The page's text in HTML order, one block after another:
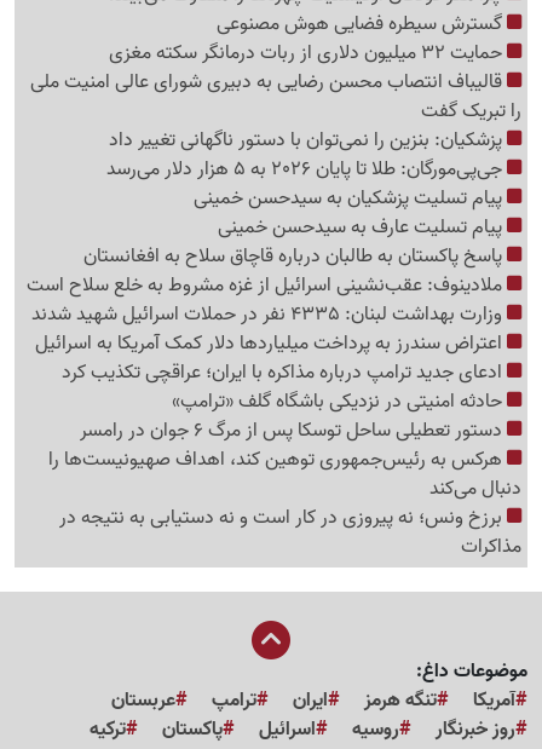
گسترش سیطره فضایی هوش مصنوعی
حمایت 32 میلیون دلاری از ربات درمانگر سکته مغزی
قالیباف انتصاب محسن رضایی به دبیری شورای عالی امنیت ملی
را تبریک گفت
پزشکیان: بنزین را نمی‌توان با دستور ناگهانی تغییر داد
جی‌پی‌مورگان: طلا تا پایان 2026 به 5 هزار دلار می‌رسد
پیام تسلیت پزشکیان به سیدحسن خمینی
پیام تسلیت عارف به سیدحسن خمینی
پاسخ پاکستان به طالبان درباره قاچاق سلاح به افغانستان
ملادینوف: عقب‌نشینی اسرائیل از غزه مشروط به خلع سلاح است
وزارت بهداشت لبنان: 4335 نفر در حملات اسرائیل شهید شدند
اعتراض سندرز به پرداخت میلیاردها دلار کمک آمریکا به اسرائیل
ادعای جدید ترامپ درباره مذاکره با ایران؛ عراقچی تکذیب کرد
حادثه امنیتی در نزدیکی باشگاه گلف «ترامپ»
دستور تعطیلی ساحل توسکا پس از مرگ 6 جوان در رامسر
هرکس به رئیس‌جمهوری توهین کند، اهداف صهیونیست‌ها را
دنبال می‌کند
برزخ ونس؛ نه پیروزی در کار است و نه دستیابی به نتیجه در
مذاکرات
موضوعات داغ:
آمریکا
تنگه هرمز ایران ترامپ
عربستان
روز خبرنگار
روسیه اسرائیل پاکستان
ترکیه